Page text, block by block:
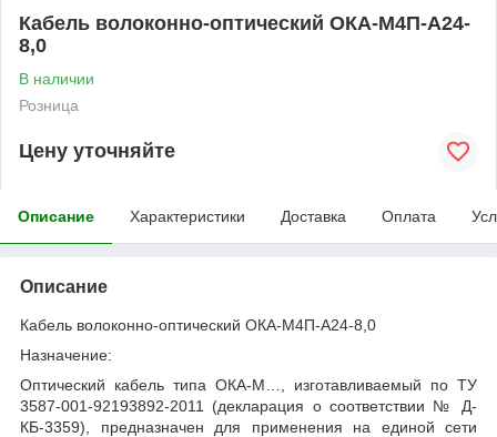
Кабель волоконно-оптический ОКА-М4П-А24-
8,0
В наличии
Розница
Цену уточняйте
Описание Характеристики Доставка Оплата
Описание
Кабель волоконно-оптический ОКА-М4П-А24-8,0
Назначение:
Оптический кабель типа ОКА-М…, изготавливаемый по ТУ
3587-001-92193892-2011 (декларация о соответствии № Д-
КБ-3359), предназначен для применения на единой сети